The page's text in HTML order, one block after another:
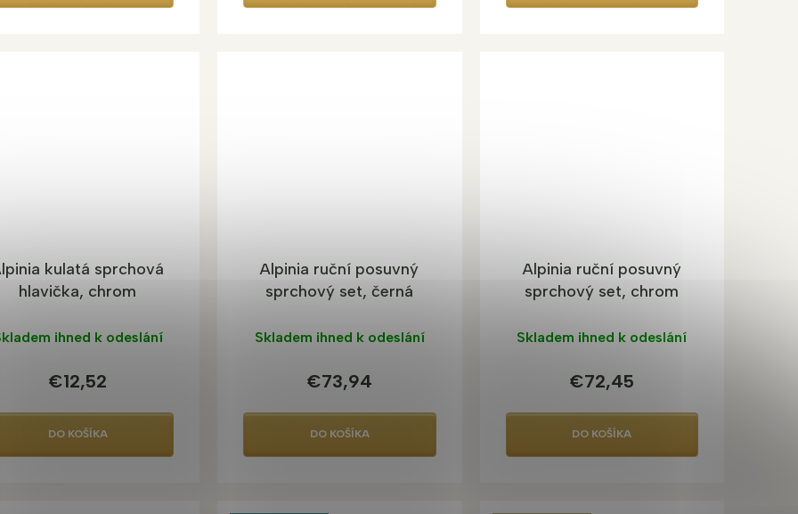
kulatá sprchová
hlavička, chrom
ihned k odeslání
€12,52
DO KOŠÍKA
Alpinia ruční posuvný
sprchový set, černá
Skladem ihned k odeslání
€73,94
DO KOŠÍKA
Alpinia ruční posuvný
sprchový set, chrom
Skladem ihned k odeslání
€72,45
DO KOŠÍKA